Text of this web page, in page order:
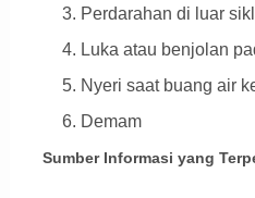
Perdarahan di luar
Luka atau benjolan
Nyeri saat buang air
Demam
Sumber Informasi yang